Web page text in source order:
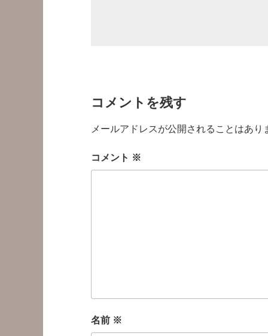
コメントを残す
メールアドレスが公開されることはあり
コメント ※
名前 ※